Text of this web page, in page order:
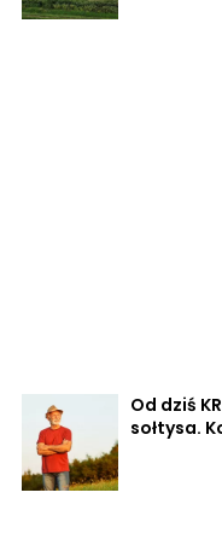
Od dziś
sołtysa.